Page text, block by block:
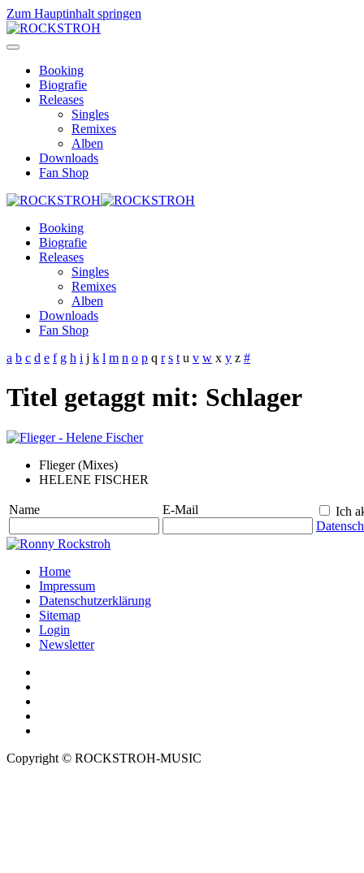
Zum Hauptinhalt springen
Booking
Biografie
Releases
Singles
Remixes
Alben
Downloads
Fan Shop
Booking
Biografie
Releases
Singles
Remixes
Alben
Downloads
Fan Shop
a b c d e f g h i j k l m n o p q r s t u v w x y z #
Titel getaggt mit: Schlager
Flieger (Mixes)
HELENE FISCHER
Name E-Mail
Ich
Home
Impressum
Datenschutzerklärung
Sitemap
Login
Newsletter
Copyright © ROCKSTROH-MUSIC